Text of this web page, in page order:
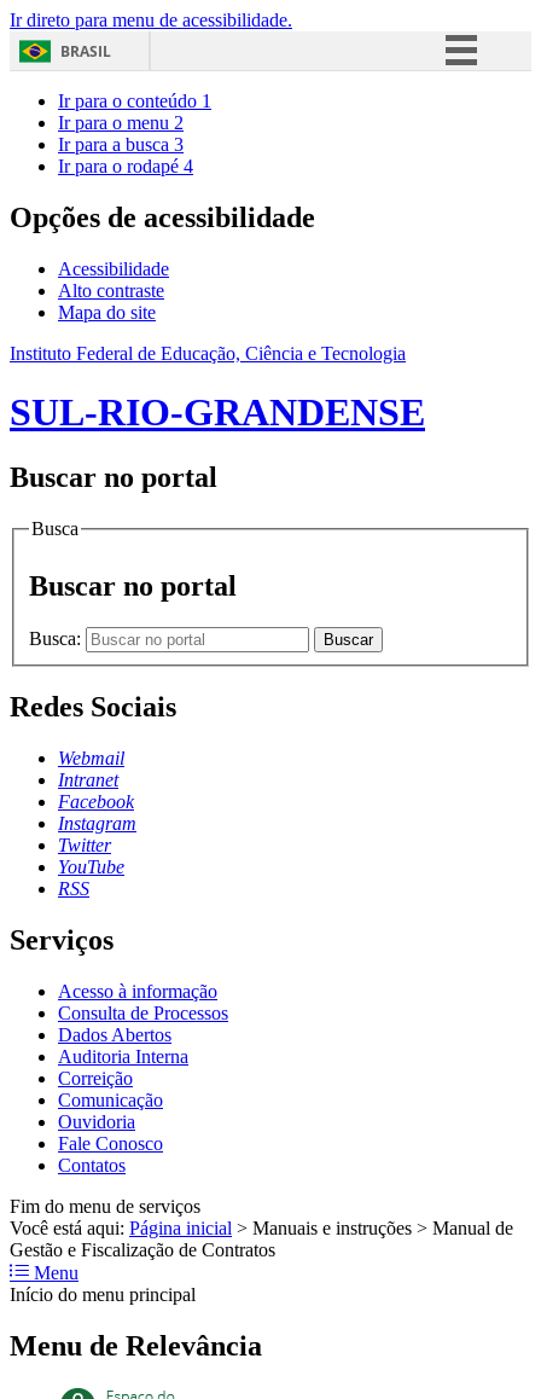
Ir direto para menu de acessibilidade.
BRASIL
Acesso à informação
Ir para o conteúdo 1
Ir para o menu 2
Ir para a busca 3
Ir para o rodapé 4
Opções de acessibilidade
Acessibilidade
Alto contraste
Mapa do site
Instituto Federal de Educação, Ciência e Tecnologia
SUL-RIO-GRANDENSE
Buscar no portal
Busca
Buscar no portal
Busca: Buscar
Redes Sociais
Webmail
Intranet
Facebook
Instagram
Twitter
YouTube
RSS
Serviços
Acesso à informação
Consulta de Processos
Dados Abertos
Auditoria Interna
Correição
Comunicação
Ouvidoria
Fale Conosco
Contatos
Fim do menu de serviços
Você está aqui: Página inicial > Manuais e instruções > Manual de
Gestão e Fiscalização de Contratos
Menu
Início do menu principal
Menu de Relevância